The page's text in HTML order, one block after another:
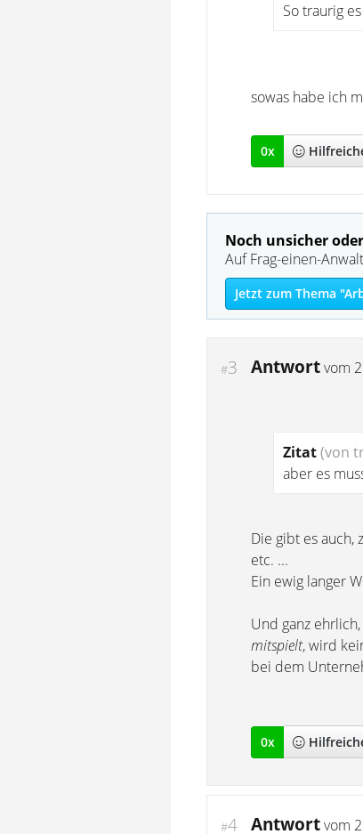
So traurig
sowas habe ich
0x Hilfreich
Noch unsicher
Auf Frag-einen-
Jetzt zum Thema
#3 Antwortvom
Zitat(von
aber es
Die gibt es auch,
etc. ...
Ein ewig langer
Und ganz
mitspielt, wird
bei dem
0x Hilfreich
#4 Antwortvom